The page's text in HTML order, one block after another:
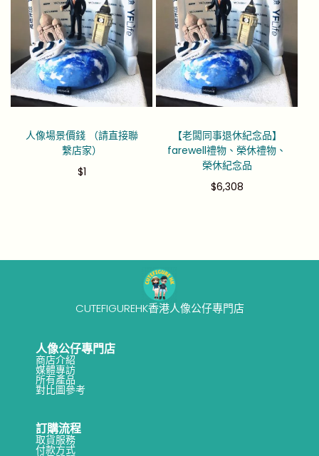
人像場景價錢 （請直接聯
繫店家）
$1
【老闆同事退休紀念品】
farewell禮物、榮休禮物、
榮休紀念品
$6,308
CUTEFIGUREHK香港人像公仔專門店
人像公仔專門店
商店介紹
媒體專訪
所有產品
對比圖參考
訂購流程
取貨服務
付款方式